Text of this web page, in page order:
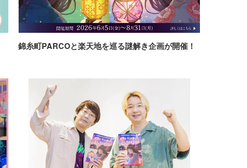
錦糸町PARCOと楽天地を巡る謎解き企画が開催！